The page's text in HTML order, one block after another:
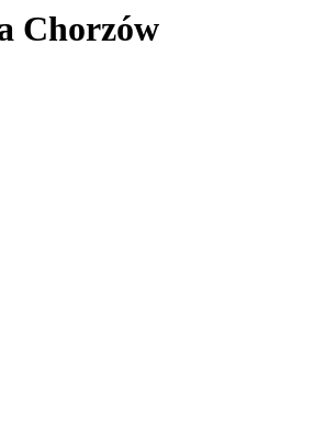
Chorzów